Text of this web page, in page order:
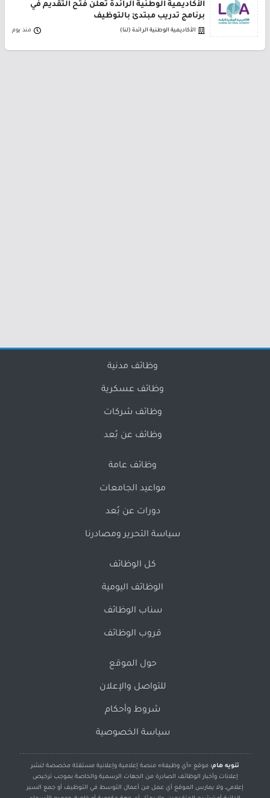
الأكاديمية الوطنية الرائدة تعلن فتح التقديم في
برنامج تدريب مبتدئ بالتوظيف
الأكاديمية الوطنية الرائدة (لنا) منذ يوم
وظائف مدنية
وظائف عسكرية
وظائف شركات
وظائف عن بُعد
وظائف عامة
مواعيد الجامعات
دورات عن بُعد
سياسة التحرير ومصادرنا
كل الوظائف
الوظائف اليومية
سناب الوظائف
قروب الوظائف
حول الموقع
للتواصل والإعلان
شروط وأحكام
سياسة الخصوصية
تنويه هام: موقع «أي وظيفة» منصة إعلامية وإعلانية مستقلة مخصصة لنشر
إعلانات وأخبار الوظائف الصادرة من الجهات الرسمية والخاصة بموجب ترخيص
إعلامي، ولا يمارس الموقع أي عمل من أعمال التوسط في التوظيف أو جمع السير